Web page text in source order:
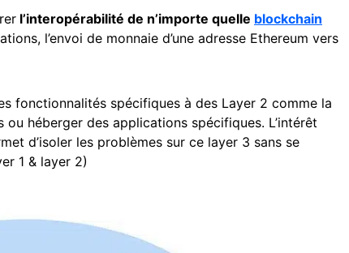
l’interopérabilité de n’importe quelle blockchain
l’envoi de monnaie d’une adresse Ethereum vers
fonctionnalités spécifiques à des Layer 2 comme la
héberger des applications spécifiques. L’intérêt
d’isoler les problèmes sur ce layer 3 sans se
1 & layer 2)